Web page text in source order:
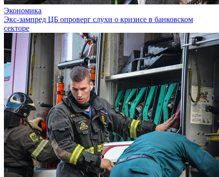
Экономика
Экс-зампред ЦБ опроверг слухи о кризисе в банковском
секторе